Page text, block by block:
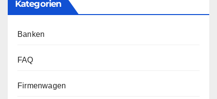
Kategorien
Banken
FAQ
Firmenwagen